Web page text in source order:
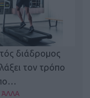
διάδρομος
τον τρόπο
ΆΛΛΑ